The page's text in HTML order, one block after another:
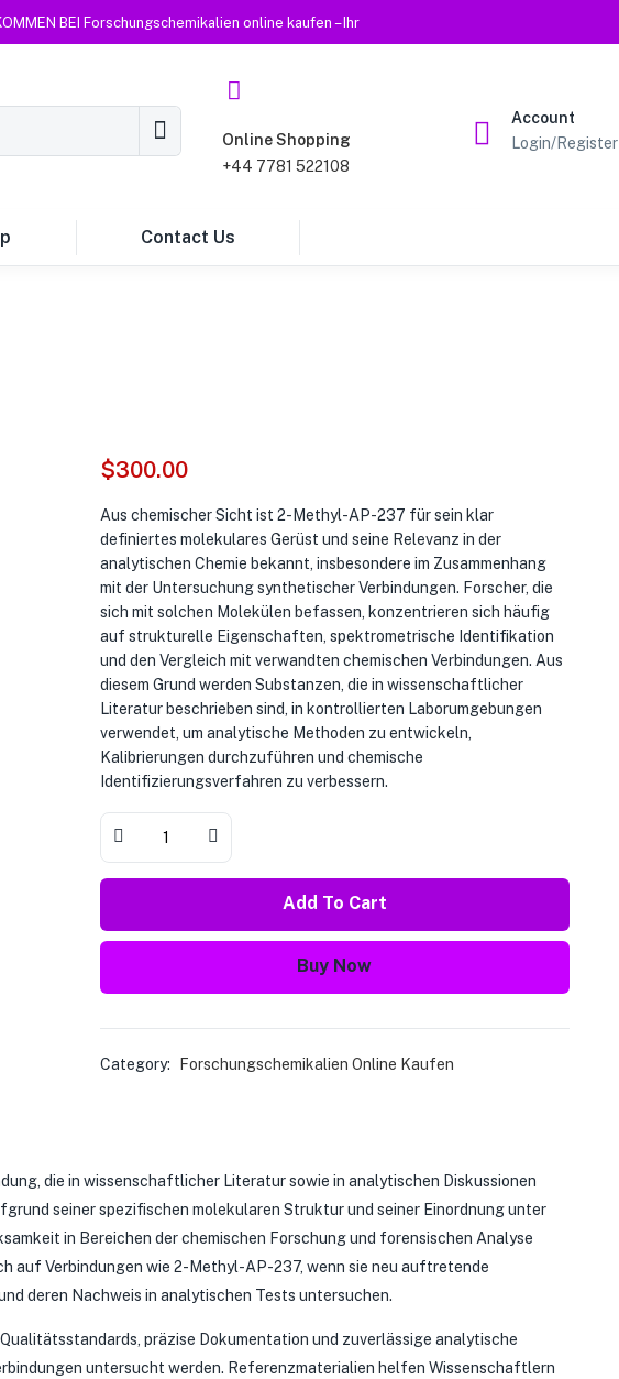
BEI Forschungschemikalien online kaufen – Ihr
Online Shopping
+44 7781 522108
Account
Login/Register
Contact Us
$300.00
Aus chemischer Sicht ist 2-Methyl-AP-237 für sein klar
definiertes molekulares Gerüst und seine Relevanz in der
analytischen Chemie bekannt, insbesondere im Zusammenhang
mit der Untersuchung synthetischer Verbindungen. Forscher, die
sich mit solchen Molekülen befassen, konzentrieren sich häufig
auf strukturelle Eigenschaften, spektrometrische Identifikation
und den Vergleich mit verwandten chemischen Verbindungen. Aus
diesem Grund werden Substanzen, die in wissenschaftlicher
Literatur beschrieben sind, in kontrollierten Laborumgebungen
verwendet, um analytische Methoden zu entwickeln,
Kalibrierungen durchzuführen und chemische
Identifizierungsverfahren zu verbessern.
Add To Cart
Buy Now
Category: Forschungschemikalien Online Kaufen
die in wissenschaftlicher Literatur sowie in analytischen Diskussionen
seiner spezifischen molekularen Struktur und seiner Einordnung unter
in Bereichen der chemischen Forschung und forensischen Analyse
auf Verbindungen wie 2-Methyl-AP-237, wenn sie neu auftretende
deren Nachweis in analytischen Tests untersuchen.
präzise Dokumentation und zuverlässige analytische
untersucht werden. Referenzmaterialien helfen Wissenschaftlern